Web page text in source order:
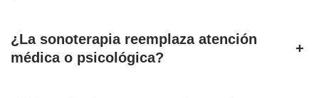
¿La sonoterapia reemplaza atención
médica o psicológica?
+